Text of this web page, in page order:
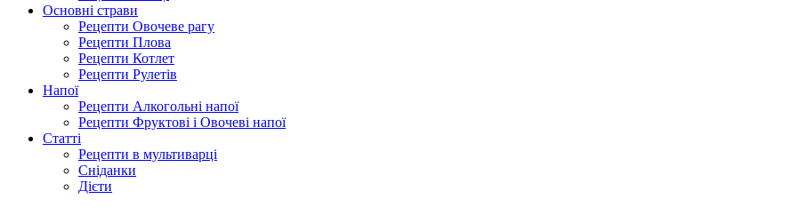
Основні страви
Рецепти Овочеве рагу
Рецепти Плова
Рецепти Котлет
Рецепти Рулетів
Напої
Рецепти Алкогольні напої
Рецепти Фруктові і Овочеві напої
Статті
Рецепти в мультиварці
Сніданки
Дієти